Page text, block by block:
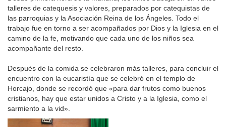
talleres de catequesis y valores, preparados por catequistas de
las parroquias y la Asociación Reina de los Ángeles. Todo el
trabajo fue en torno a ser acompañados por Dios y la Iglesia en el
camino de la fe, motivando que cada uno de los niños sea
acompañante del resto.
Después de la comida se celebraron más talleres, para concluir el
encuentro con la eucaristía que se celebró en el templo de
Horcajo, donde se recordó que «para dar frutos como buenos
cristianos, hay que estar unidos a Cristo y a la Iglesia, como el
sarmiento a la vid».